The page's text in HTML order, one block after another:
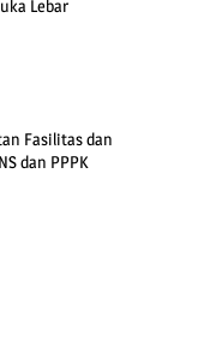
Lebar
Fasilitas dan
dan PPPK